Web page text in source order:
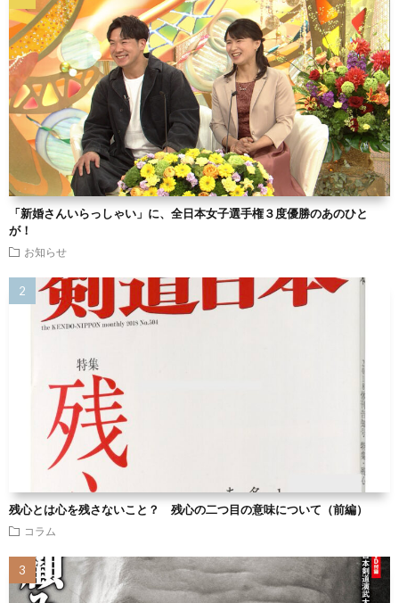
「新婚さんいらっしゃい」に、全日本女子選手権３度優勝のあのひと
が！
お知らせ
残心とは心を残さないこと？ 残心の二つ目の意味について（前編）
コラム